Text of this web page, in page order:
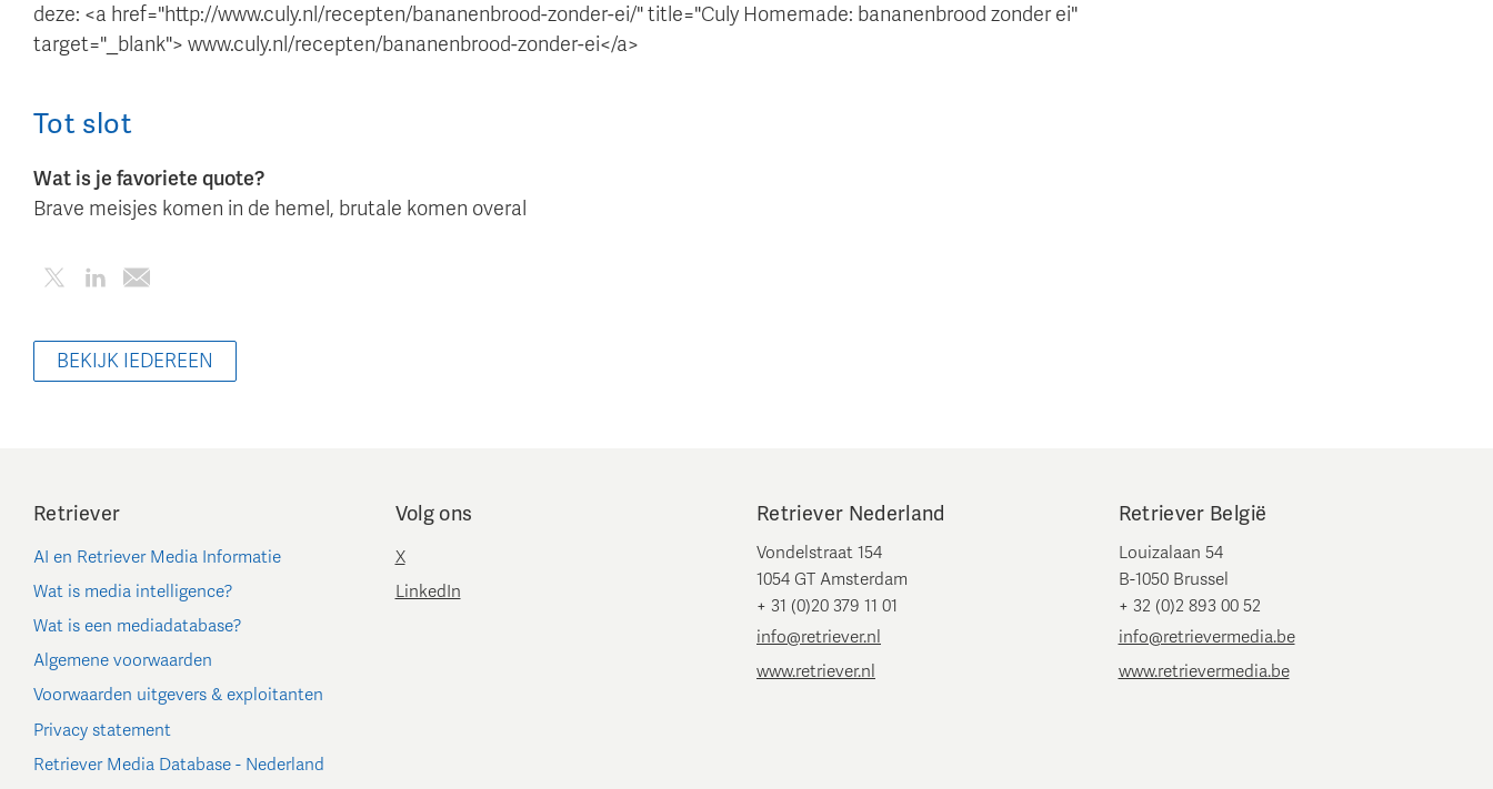
deze: <a href="http://www.culy.nl/recepten/bananenbrood-zonder-ei/" title="Culy Homemade: bananenbrood zonder ei"
target="_blank"> www.culy.nl/recepten/bananenbrood-zonder-ei</a>
Tot slot
Wat is je favoriete quote?
Brave meisjes komen in de hemel, brutale komen overal
BEKIJK IEDEREEN
Retriever
AI en Retriever Media Informatie
Wat is media intelligence?
Wat is een mediadatabase?
Algemene voorwaarden
Voorwaarden uitgevers & exploitanten
Privacy statement
Retriever Media Database - Nederland
Volg ons
X
LinkedIn
Retriever Nederland
Vondelstraat 154
1054 GT Amsterdam
+ 31 (0)20 379 11 01
info@retriever.nl
www.retriever.nl
Retriever België
Louizalaan 54
B-1050 Brussel
+ 32 (0)2 893 00 52
info@retrievermedia.be
www.retrievermedia.be